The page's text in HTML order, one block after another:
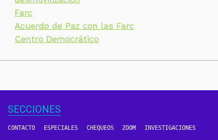
Farc
Acuerdo de Paz con las Farc
Centro Democrático
SECCIONES
CONTACTO ESPECIALES CHEQUEOS ZOOM INVESTIGACIONES